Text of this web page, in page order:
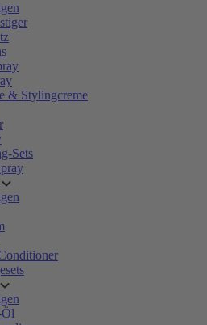
& Stylingcreme
Sets